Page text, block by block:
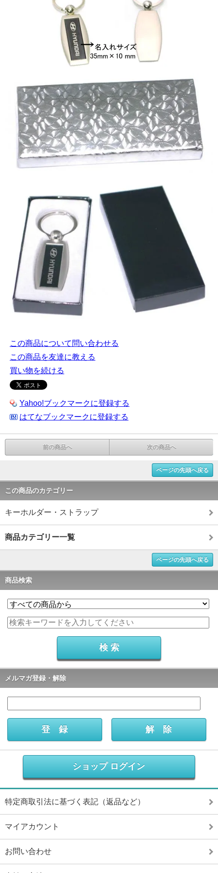
この商品について問い合わせる
この商品を友達に教える
買い物を続ける
Yahoo!ブックマークに登録する
はてなブックマークに登録する
前の商品へ 次の商品へ
ページの先頭へ戻る
この商品のカテゴリー
キーホルダー・ストラップ
商品カテゴリー一覧
ページの先頭へ戻る
商品検索
メルマガ登録・解除
ショップ ログイン
特定商取引法に基づく表記（返品など）
マイアカウント
お問い合わせ